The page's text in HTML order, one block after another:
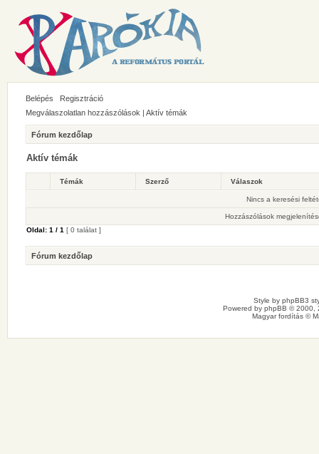
Belépés
Regisztráció
Megválaszolatlan hozzászólások | Aktív témák
Fórum kezdőlap
Aktív témák
Témák Szerző Válaszok
Nincs a keresési
Hozzászólások
Oldal: 1 / 1 [ 0 találat ]
Fórum kezdőlap
Style by phpBB3
Powered by phpBB © 2000,
Magyar fordítás ©